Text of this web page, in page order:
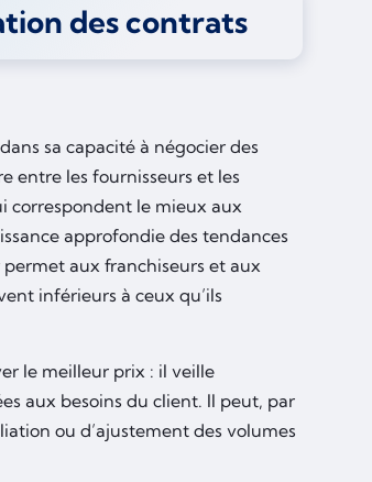
des contrats
sa capacité à négocier des
entre les fournisseurs et les
correspondent le mieux aux
approfondie des tendances
aux franchiseurs et aux
inférieurs à ceux qu’ils
le meilleur prix : il veille
aux besoins du client. Il peut, par
ou d’ajustement des volumes